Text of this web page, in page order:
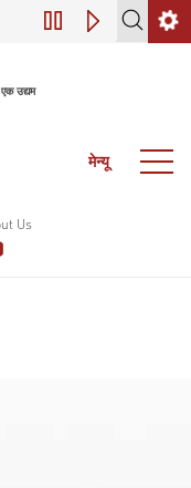
डिजिटल परिवर्तन
उद्यम
मेन्यू
Us